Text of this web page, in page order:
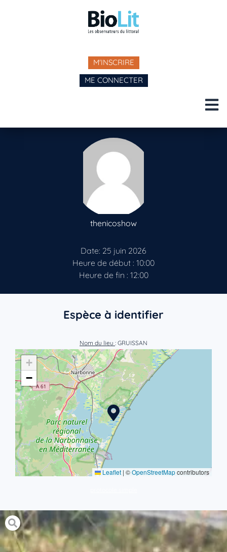
M'INSCRIRE
ME CONNECTER
thenicoshow
Date: 25 juin 2026
Heure de début : 10:00
Heure de fin : 12:00
Espèce à identifier
Nom du lieu : GRUISSAN
+
−
Leaflet | ©OpenStreetMapcontributors